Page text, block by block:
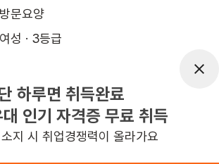
방문요양
여성 · 3등급
09:00~12:00
하루면 취득완료
인기 자격증 무료 취득
지 시 취업경쟁력이 올라가요